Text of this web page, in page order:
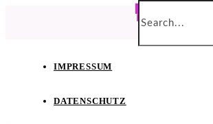
IMPRESSUM
DATENSCHUTZ